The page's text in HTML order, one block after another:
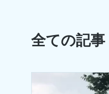
全ての記事